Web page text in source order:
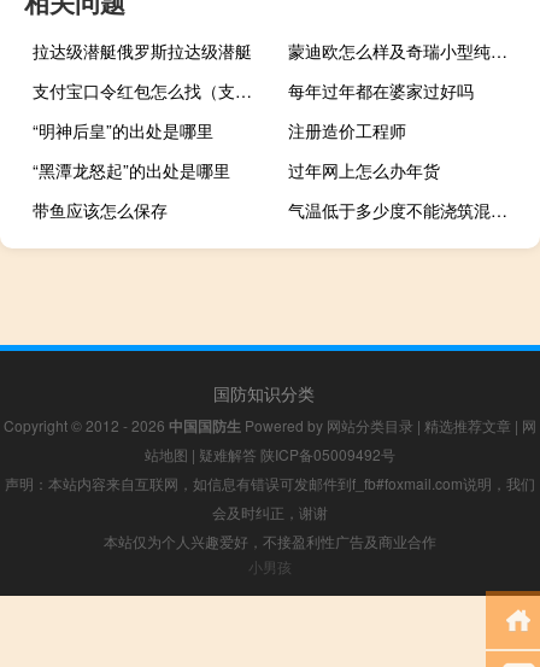
拉达级潜艇俄罗斯拉达级潜艇
蒙迪欧怎么样及奇瑞小型纯电动SUV瑞虎e多少钱
支付宝口令红包怎么找（支付宝口令红包怎么领取）
每年过年都在婆家过好吗
“明神后皇”的出处是哪里
注册造价工程师
“黑潭龙怒起”的出处是哪里
过年网上怎么办年货
带鱼应该怎么保存
气温低于多少度不能浇筑混凝土
国防知识分类
Copyright © 2012 - 2026 中国国防生 Powered by 网站分类目录 | 精选推荐文章 | 网
站地图 | 疑难解答 陕ICP备05009492号
声明：本站内容来自互联网，如信息有错误可发邮件到f_fb#foxmail.com说明，我们
会及时纠正，谢谢
本站仅为个人兴趣爱好，不接盈利性广告及商业合作
小男孩